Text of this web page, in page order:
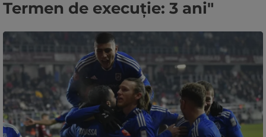
Termen de execuție: 3 ani"